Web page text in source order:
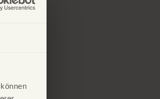
Zinssatz.
und das